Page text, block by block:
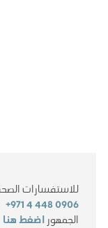
للاستفسارات
+971 4 448 0906
الجمهور اضغط هنا